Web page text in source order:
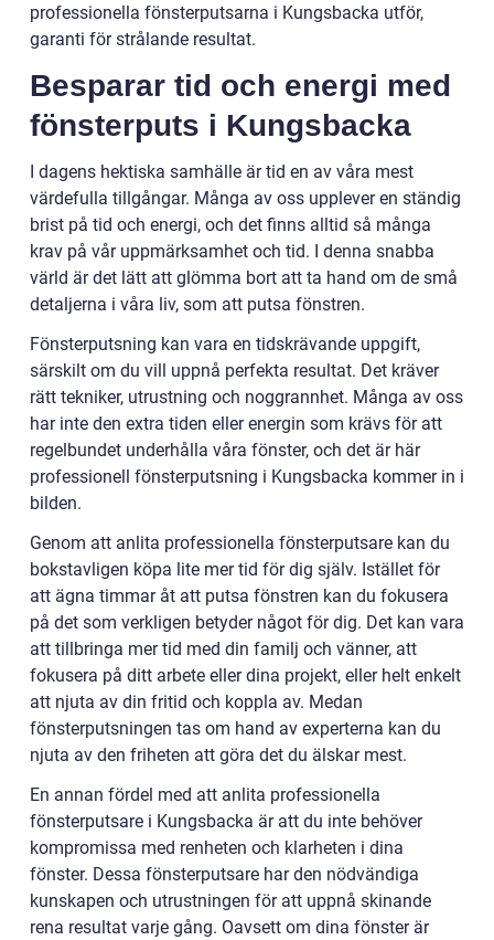
professionella fönsterputsarna i Kungsbacka utför,
garanti för strålande resultat.
Besparar tid och energi med
fönsterputs i Kungsbacka
I dagens hektiska samhälle är tid en av våra mest
värdefulla tillgångar. Många av oss upplever en ständig
brist på tid och energi, och det finns alltid så många
krav på vår uppmärksamhet och tid. I denna snabba
värld är det lätt att glömma bort att ta hand om de små
detaljerna i våra liv, som att putsa fönstren.
Fönsterputsning kan vara en tidskrävande uppgift,
särskilt om du vill uppnå perfekta resultat. Det kräver
rätt tekniker, utrustning och noggrannhet. Många av oss
har inte den extra tiden eller energin som krävs för att
regelbundet underhålla våra fönster, och det är här
professionell fönsterputsning i Kungsbacka kommer in i
bilden.
Genom att anlita professionella fönsterputsare kan du
bokstavligen köpa lite mer tid för dig själv. Istället för
att ägna timmar åt att putsa fönstren kan du fokusera
på det som verkligen betyder något för dig. Det kan vara
att tillbringa mer tid med din familj och vänner, att
fokusera på ditt arbete eller dina projekt, eller helt enkelt
att njuta av din fritid och koppla av. Medan
fönsterputsningen tas om hand av experterna kan du
njuta av den friheten att göra det du älskar mest.
En annan fördel med att anlita professionella
fönsterputsare i Kungsbacka är att du inte behöver
kompromissa med renheten och klarheten i dina
fönster. Dessa fönsterputsare har den nödvändiga
kunskapen och utrustningen för att uppnå skinande
rena resultat varje gång. Oavsett om dina fönster är